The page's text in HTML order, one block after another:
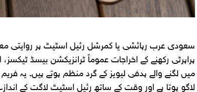
سعودی عرب رہائشی یا کمرشل رئیل اسٹیٹ پر روایتی
پراپرٹی رکھنے کے اخراجات عموماً ٹرانزیکشن بیسڈ
میں لگنے والے ہدفی لیویز کے گرد منظم ہوتے ہیں۔ یہ
لاگو ہوتا ہے اور وقت کے ساتھ رئیل اسٹیٹ لاگت کے